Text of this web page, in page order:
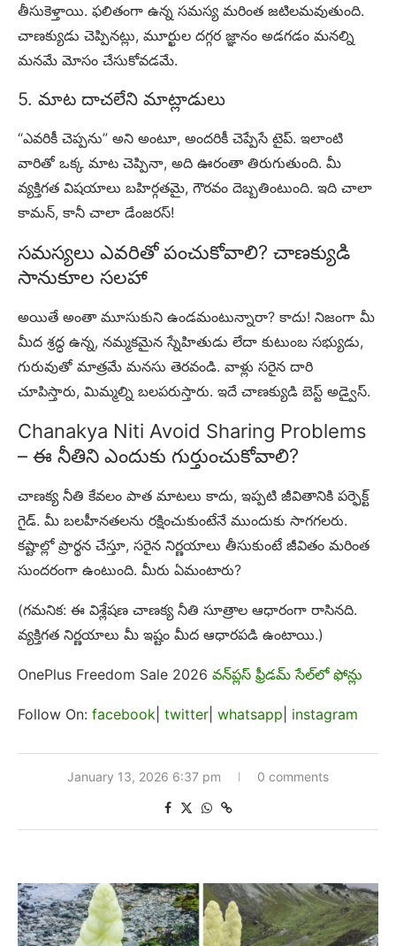
తీసుకెళ్తాయి. ఫలితంగా ఉన్న సమస్య మరింత జటిలమవుతుంది.
చాణక్యుడు చెప్పినట్లు, మూర్ఖుల దగ్గర జ్ఞానం అడగడం మనల్ని
మనమే మోసం చేసుకోవడమే.
5. మాట దాచలేని మాట్లాడులు
“ఎవరికీ చెప్పను” అని అంటూ, అందరికీ చెప్పేసే టైప్. ఇలాంటి
వారితో ఒక్క మాట చెప్పినా, అది ఊరంతా తిరుగుతుంది. మీ
వ్యక్తిగత విషయాలు బహిర్గతమై, గౌరవం దెబ్బతింటుంది. ఇది చాలా
కామన్, కానీ చాలా డేంజరస్!
సమస్యలు ఎవరితో పంచుకోవాలి? చాణక్యుడి
సానుకూల సలహా
అయితే అంతా మూసుకుని ఉండమంటున్నారా? కాదు! నిజంగా మీ
మీద శ్రద్ధ ఉన్న, నమ్మకమైన స్నేహితుడు లేదా కుటుంబ సభ్యుడు,
గురువుతో మాత్రమే మనసు తెరవండి. వాళ్లు సరైన దారి
చూపిస్తారు, మిమ్మల్ని బలపరుస్తారు. ఇదే చాణక్యుడి బెస్ట్ అడ్వైస్.
Chanakya Niti Avoid Sharing Problems
– ఈ నీతిని ఎందుకు గుర్తుంచుకోవాలి?
చాణక్య నీతి కేవలం పాత మాటలు కాదు, ఇప్పటి జీవితానికి పర్ఫెక్ట్
గైడ్. మీ బలహీనతలను రక్షించుకుంటేనే ముందుకు సాగగలరు.
కష్టాల్లో ప్రార్థన చేస్తూ, సరైన నిర్ణయాలు తీసుకుంటే జీవితం మరింత
సుందరంగా ఉంటుంది. మీరు ఏమంటారు?
(గమనిక: ఈ విశ్లేషణ చాణక్య నీతి సూత్రాల ఆధారంగా రాసినది.
వ్యక్తిగత నిర్ణయాలు మీ ఇష్టం మీద ఆధారపడి ఉంటాయి.)
OnePlus Freedom Sale 2026 వన్‌ప్లస్ ఫ్రీడమ్ సేల్‌లో ఫోన్లు
Follow On: facebook twitter whatsapp instagram
January 13, 2026 6:37 pm 0 comments